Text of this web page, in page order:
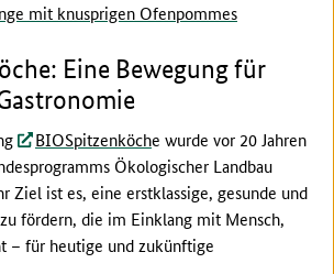
mit knusprigen Ofenpommes
Eine Bewegung für
BIOSpitzenköche wurde vor 20 Jahren
Ökologischer Landbau
Ziel ist es, eine erstklassige, gesunde und
fördern, die im Einklang mit Mensch,
– für heutige und zukünftige